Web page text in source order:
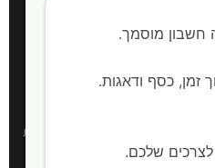
חפר, פרדס חנה-כרכור, אביחיל, בית
שער חפר, חריש |שירות למחוז המרכז,
חשבון מוסמך.
זמן, כסף ודאגות.
שלכם.